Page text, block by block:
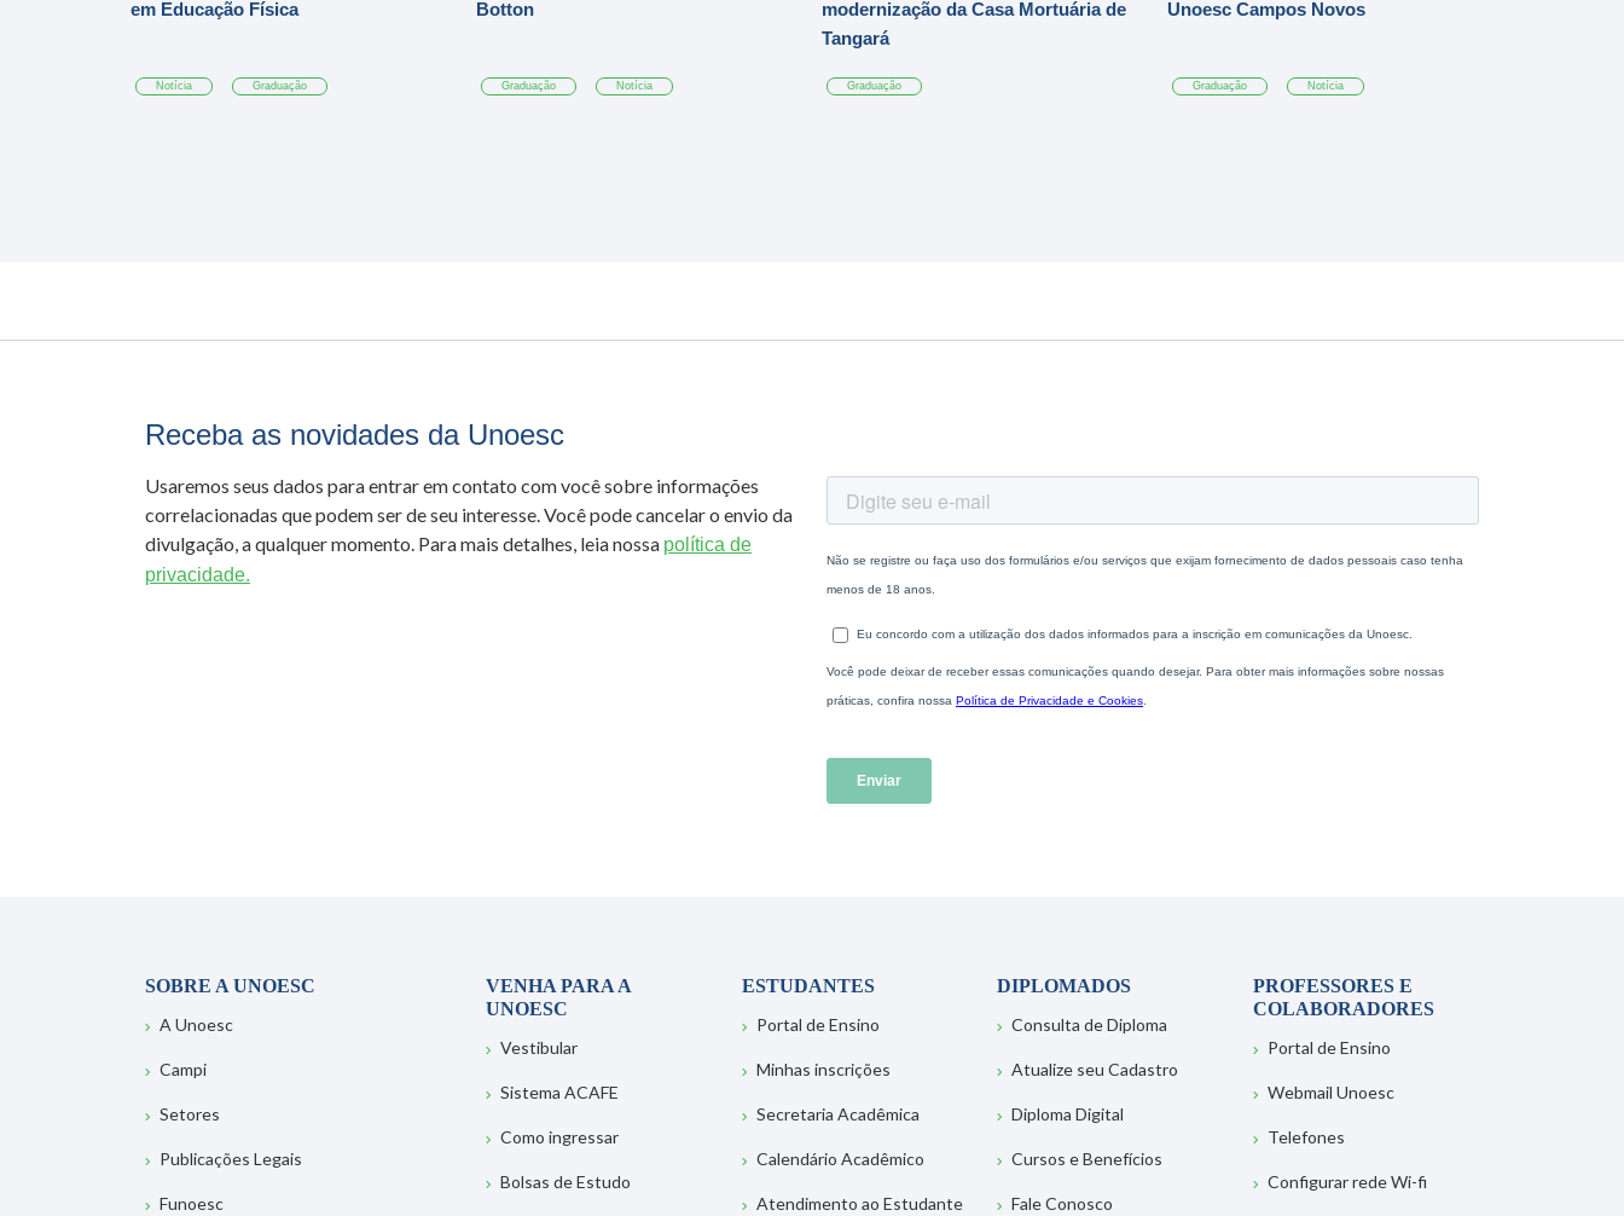
em Educação Física
Notícia Graduação
Botton
Graduação Notícia
modernização da Casa Mortuária de
Tangará
Graduação
Unoesc Campos Novos
Graduação Notícia
Receba as novidades da Unoesc
Usaremos seus dados para entrar em contato com você sobre informações
correlacionadas que podem ser de seu interesse. Você pode cancelar o envio da
divulgação, a qualquer momento. Para mais detalhes, leia nossa política de
privacidade.
SOBRE A UNOESC
A Unoesc
Campi
Setores
Publicações Legais
Funoesc
VENHA PARA A
UNOESC
Vestibular
Sistema ACAFE
Como ingressar
Bolsas de Estudo
ESTUDANTES
Portal de Ensino
Minhas inscrições
Secretaria Acadêmica
Calendário Acadêmico
Atendimento ao Estudante
DIPLOMADOS
Consulta de Diploma
Atualize seu Cadastro
Diploma Digital
Cursos e Benefícios
Fale Conosco
PROFESSORES E
COLABORADORES
Portal de Ensino
Webmail Unoesc
Telefones
Configurar rede Wi-fi